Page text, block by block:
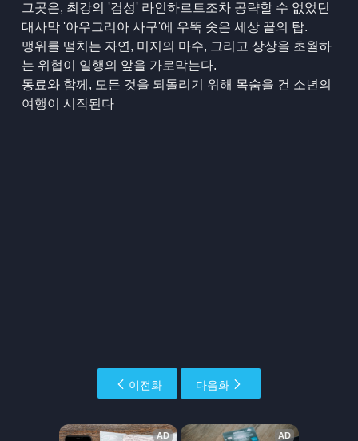
그곳은, 최강의 '검성' 라인하르트조차 공략할 수 없었던
대사막 '아우그리아 사구'에 우뚝 솟은 세상 끝의 탑.
맹위를 떨치는 자연, 미지의 마수, 그리고 상상을 초월하
는 위협이 일행의 앞을 가로막는다.
동료와 함께, 모든 것을 되돌리기 위해 목숨을 건 소년의
여행이 시작된다
이전화 다음화